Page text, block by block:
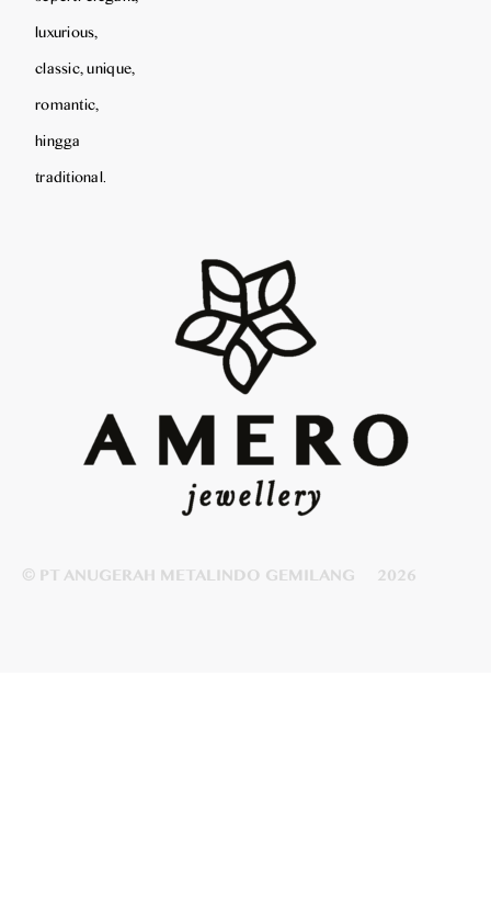
luxurious,
classic, unique,
romantic,
hingga
traditional.
© PT ANUGERAH METALINDO GEMILANG 2026